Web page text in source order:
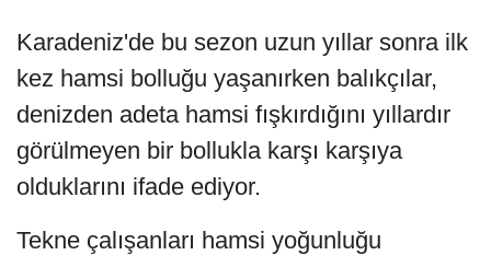
Karadeniz'de bu sezon uzun yıllar sonra ilk
kez hamsi bolluğu yaşanırken balıkçılar,
denizden adeta hamsi fışkırdığını yıllardır
görülmeyen bir bollukla karşı karşıya
olduklarını ifade ediyor.
Tekne çalışanları hamsi yoğunluğu